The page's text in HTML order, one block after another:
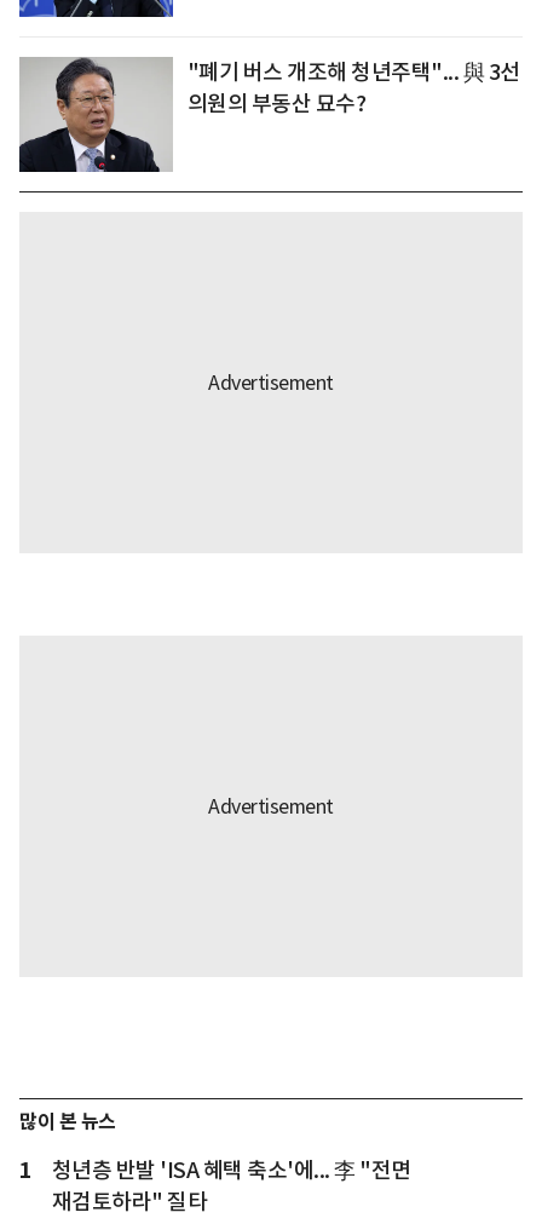
"폐기 버스 개조해 청년주택"... 與 3선
의원의 부동산 묘수?
많이 본 뉴스
1
청년층 반발 'ISA 혜택 축소'에... 李 "전면
재검토하라" 질타